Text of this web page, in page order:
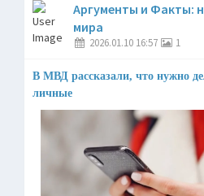
Аргументы и Факты:
мира
2026.01.10 16:57 1
В МВД рассказали, что нужно
личные